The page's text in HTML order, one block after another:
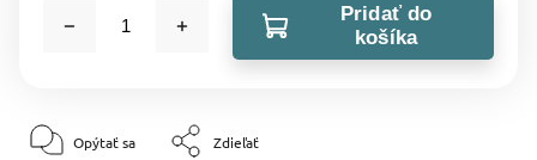
Pridať do
košíka
Opýtať sa Zdieľať